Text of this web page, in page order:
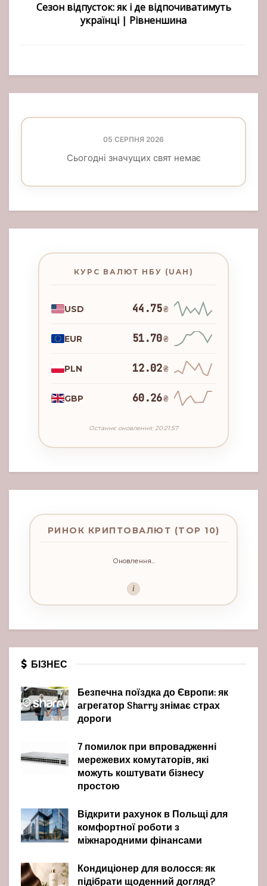
Сезон відпусток: як і де відпочиватимуть
українці | Рівненшина
05 СЕРПНЯ 2026
Сьогодні значущих свят немає
КУРС ВАЛЮТ НБУ (UAH)
USD 44.75₴
EUR 51.70₴
PLN 12.02₴
GBP 60.26₴
Останнє оновлення: 20:21:57
РИНОК КРИПТОВАЛЮТ (TOP 10)
Оновлення...
i
БІЗНЕС
Безпечна поїздка до Європи: як
агрегатор Sharry знімає страх
дороги
7 помилок при впровадженні
мережевих комутаторів, які
можуть коштувати бізнесу
простою
Відкрити рахунок в Польщі для
комфортної роботи з
міжнародними фінансами
Кондиціонер для волосся: як
підібрати щоденний догляд?